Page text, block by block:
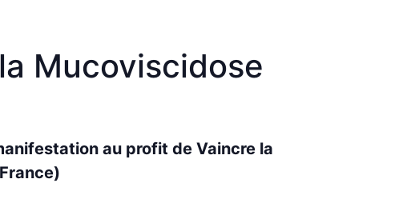
Mucoviscidose
au profit de Vaincre la